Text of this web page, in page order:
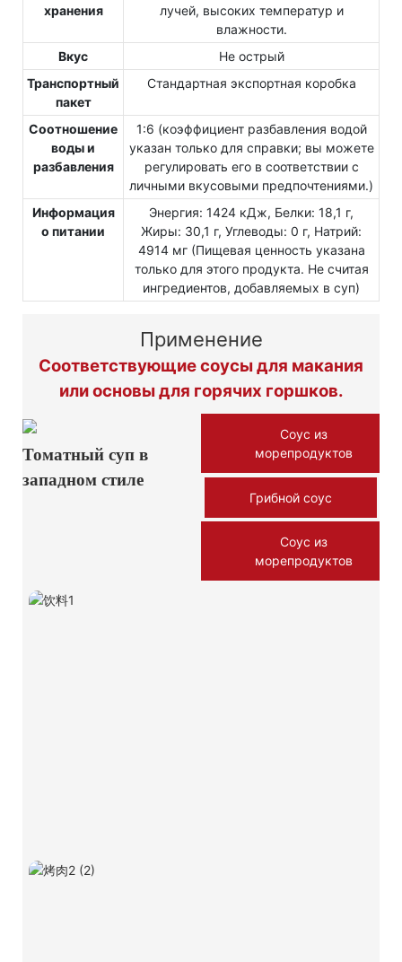
хранения
лучей, высоких температур и
влажности.
Вкус
Не острый
Транспортный
пакет
Стандартная экспортная коробка
Соотношение
воды и
разбавления
1:6 (коэффициент разбавления водой
указан только для справки; вы можете
регулировать его в соответствии с
личными вкусовыми предпочтениями.)
Информация
о питании
Энергия: 1424 кДж, Белки: 18,1 г,
Жиры: 30,1 г, Углеводы: 0 г, Натрий:
4914 мг (Пищевая ценность указана
только для этого продукта. Не считая
ингредиентов, добавляемых в суп)
Применение
Соответствующие соусы для макания
или основы для горячих горшков.
Томатный суп в
западном стиле
Соус из
морепродуктов
Грибной соус
Соус из
морепродуктов